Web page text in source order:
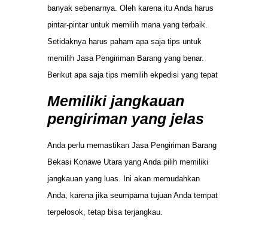
banyak sebenarnya. Oleh karena itu Anda harus
pintar-pintar untuk memilih mana yang terbaik.
Setidaknya harus paham apa saja tips untuk
memilih Jasa Pengiriman Barang yang benar.
Berikut apa saja tips memilih ekpedisi yang tepat
Memiliki jangkauan
pengiriman yang jelas
Anda perlu memastikan Jasa Pengiriman Barang
Bekasi Konawe Utara yang Anda pilih memiliki
jangkauan yang luas. Ini akan memudahkan
Anda, karena jika seumpama tujuan Anda tempat
terpelosok, tetap bisa terjangkau.